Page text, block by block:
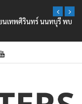
ยนเทพศิรินทร์ นนทบุรี พบ